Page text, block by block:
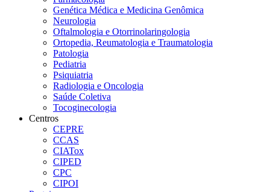
Genética Médica e Medicina Genômica
Neurologia
Oftalmologia e Otorrinolaringologia
Ortopedia, Reumatologia e Traumatologia
Patologia
Pediatria
Psiquiatria
Radiologia e Oncologia
Saúde Coletiva
Tocoginecologia
Centros
CEPRE
CCAS
CIATox
CIPED
CPC
CIPOI